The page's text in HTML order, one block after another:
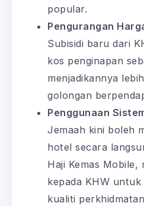
popular.
Pengurangan
Subisidi baru dari
kos penginapan
menjadikannya
golongan
Penggunaan
Jemaah kini boleh
hotel secara
Haji Kemas Mobile,
kepada KHW
kualiti